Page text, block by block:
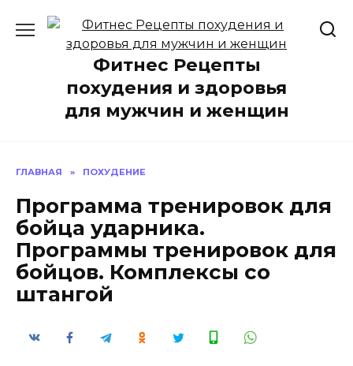
содержанию
Фитнес Рецепты
похудения и здоровья
для мужчин и женщин
ГЛАВНАЯ » ПОХУДЕНИЕ
Программа тренировок для
бойца ударника.
Программы тренировок для
бойцов. Комплексы со
штангой